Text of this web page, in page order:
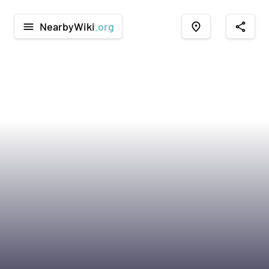
menu NearbyWiki .org place share